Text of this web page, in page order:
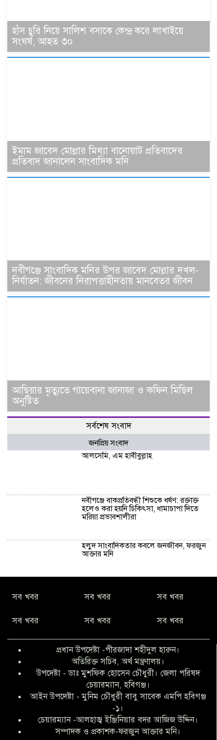
হাঁস চুরি নিয়ে সালিশ বসাকে কেন্দ্র করে লাখাইয়ে
সংঘর্ষ, আহত ৩০
ইমাম জাবেদ মোল্লার মিথ্যা বানোয়াট প্রতিবাদের
প্রতিবাদ জানালেন সাংবাদিক মনি
নবীগঞ্জে সাংবাদিক মনির উপর জাবেদ মোল্লার দখল-
নির্যাতন: জীবনের নিরাপত্তাহীনতায় মানবেতর জীবন
আ‌ছিয়ার মৃত‌্যু‌তে গা‌য়েব‌ানা জানাজা ও ক‌ফিন মি‌ছিল
অনু‌ষ্টিত
সর্বশেষ সংবাদ
জনপ্রিয় সংবাদ
আলসেমি, এম হাবীবুল্লাহ
নবীগঞ্জে বাকপ্রতিবন্ধী শিশুকে ধর্ষণ: রক্তাক্ত
হলেও করা হয়নি চিকিৎসা, ধামাচাপা দিতে
মরিয়া প্রভাবশালীরা
হলুদ সাংবাদিকতার কবলে জনজীবন, ফরজুন
আক্তার মনি
কিবরিয়া
বৃত্তি পরীক্ষার সুযোগ করে দিলেন প্রধান শিক্ষক
ফারুক মাস্টার
আব্দুল হক তালুকদার ফাউন্ডেশন মানবতার
শিকড় ছুঁই ছুঁই,ফরজুন আক্তার মনি
সিলেট রেঞ্জের শ্রেষ্ঠ ওসি নির্বাচিত হলেন
নবীগঞ্জ থানার ওসি মোনায়েম
সব খবর সব খবর সব খবর
সব খবর সব খবর সব খবর
প্রধান উপদেষ্টা -পীরজাদা শহীদুল হারুন।
অতিরিক্ত সচিব, অর্থ মন্ত্রণালয়।
উপদেষ্টা - ডাঃ মুশফিক হোসেন চৌধুরী। জেলা পরিষদ
চেয়ারম্যান, হবিগঞ্জ।
আইন উপদেষ্টা - মুনিম চৌধুরী বাবু সাবেক এমপি হবিগঞ্জ
-১।
চেয়ারম্যান -আলহাজ্ব ইঞ্জিনিয়ার বদর আজিজ উদ্দিন।
সম্পাদক ও প্রকাশক-ফরজুন আক্তার মনি।